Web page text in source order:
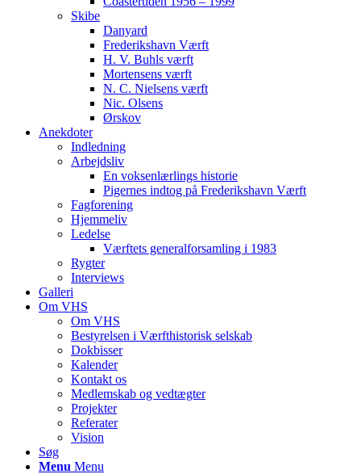
Skibe
Danyard
Frederikshavn Værft
H. V. Buhls værft
Mortensens værft
N. C. Nielsens værft
Nic. Olsens
Ørskov
Anekdoter
Indledning
Arbejdsliv
En voksenlærlings historie
Pigernes indtog på Frederikshavn Værft
Fagforening
Hjemmeliv
Ledelse
Værftets generalforsamling i 1983
Rygter
Interviews
Galleri
Om VHS
Om VHS
Bestyrelsen i Værfthistorisk selskab
Dokbisser
Kalender
Kontakt os
Medlemskab og vedtægter
Projekter
Referater
Vision
Søg
Menu Menu